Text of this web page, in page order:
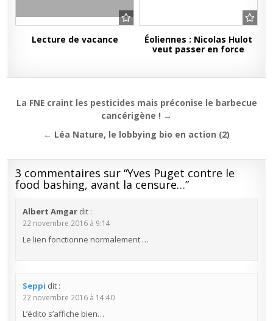
Lecture de vacance
Éoliennes : Nicolas Hulot
veut passer en force
Navigation
l’article
La FNE craint les pesticides mais préconise le barbecue
cancérigène ! →
← Léa Nature, le lobbying bio en action (2)
3 commentaires sur “Yves Puget contre le
food bashing, avant la censure…”
Albert Amgar dit :
22 novembre 2016 à 9:14
Le lien fonctionne normalement …
Seppi dit :
22 novembre 2016 à 14:40
L’édito s’affiche bien…